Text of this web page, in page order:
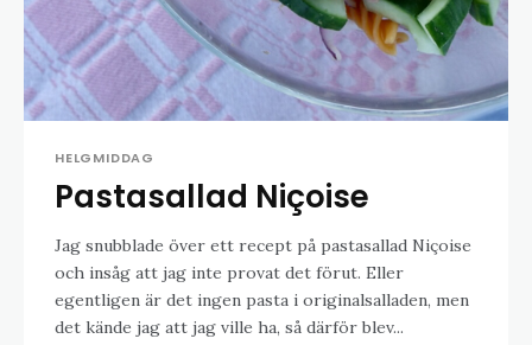
HELGMIDDAG
Pastasallad Niçoise
Jag snubblade över ett recept på pastasallad Niçoise
och insåg att jag inte provat det förut. Eller
egentligen är det ingen pasta i originalsalladen, men
det kände jag att jag ville ha, så därför blev...